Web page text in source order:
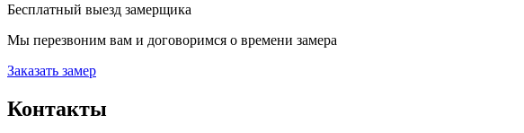
Бесплатный выезд замерщика
Мы перезвоним вам и договоримся о времени замера
Заказать замер
Контакты